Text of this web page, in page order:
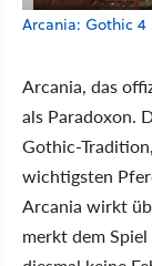
Arcania: Gothic 4
Arcania, das
als Paradoxon.
Gothic-
wichtigsten
Arcania wirkt
merkt dem